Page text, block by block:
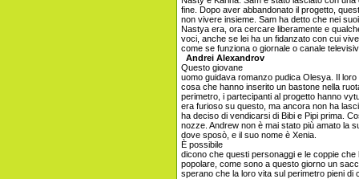
fine. Dopo aver abbandonato il progetto,
non vivere insieme. Sam ha detto che nei
Nastya era, ora cercare liberamente e
voci, anche se lei ha un fidanzato con cui
come se funziona o giornale o canale
Andrei Alexandrov
Questo giovane
uomo guidava romanzo pudica Olesya. Il
cosa che hanno inserito un bastone nella
perimetro, i partecipanti al progetto hanno
era furioso su questo, ma ancora non ha
ha deciso di vendicarsi di Bibi e Pipi prima.
nozze. Andrew non è mai stato più amato la
dove sposò, e il suo nome è Xenia.
È possibile
dicono che questi personaggi e le coppie
popolare, come sono a questo giorno un
sperano che la loro vita sul perimetro pieni